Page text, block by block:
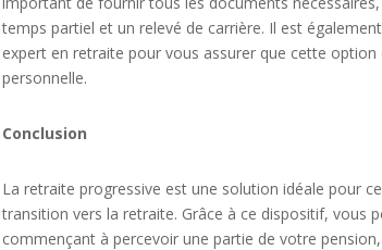
temps partiel et un relevé de carrière. Il est
expert en retraite pour vous assurer que cette
personnelle.
Conclusion
La retraite progressive est une solution idéale pour
transition vers la retraite. Grâce à ce dispositif, vous
commençant à percevoir une partie de votre